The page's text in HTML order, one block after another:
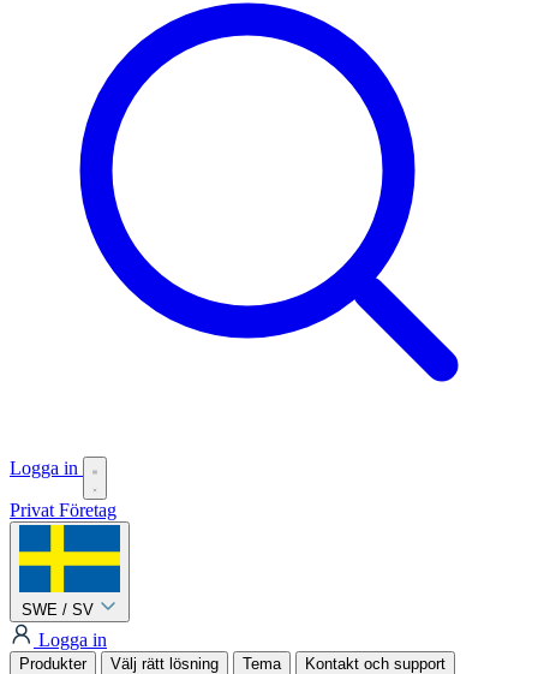
Logga in
Privat Företag
SWE / SV
Logga in
Produkter Välj rätt lösning Tema Kontakt och support